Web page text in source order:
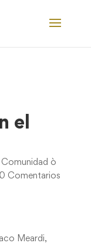
el
ò
0 Comentarios
Meardi,